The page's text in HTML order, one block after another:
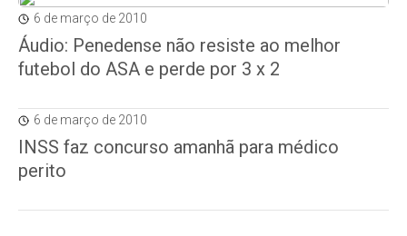
6 de março de 2010
Áudio: Penedense não resiste ao melhor
futebol do ASA e perde por 3 x 2
6 de março de 2010
INSS faz concurso amanhã para médico
perito